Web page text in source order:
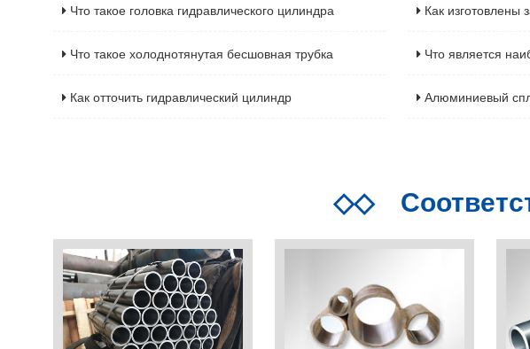
Что такое головка гидравлического цилиндра Как изготовлены
Что такое холоднотянутая бесшовная трубка Что является наиболее
Как отточить гидравлический цилиндр Алюминиевый сплав
◇◇